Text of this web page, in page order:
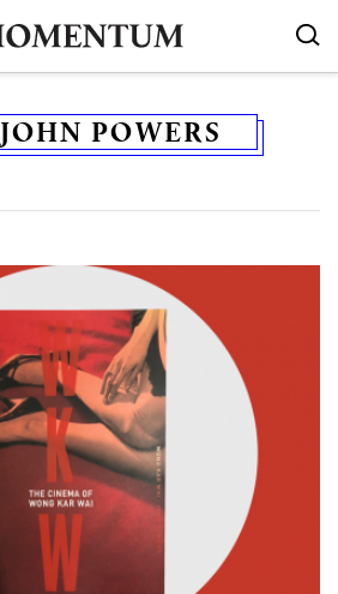
JOHN POWERS